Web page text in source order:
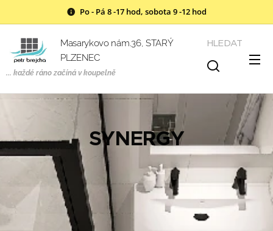
Po - Pá 8 -17 hod, sobota 9 -12 hod
Masarykovo nám.36, STARÝ
PLZENEC
... každé ráno začíná v koupelně
HLEDAT
SYNERGY